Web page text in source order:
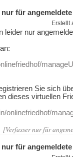
nur für
Erstellt
leider nur
Sie sich
dieses virtuellen
onlinefriedhof/
[Verfasser nur für
nur für